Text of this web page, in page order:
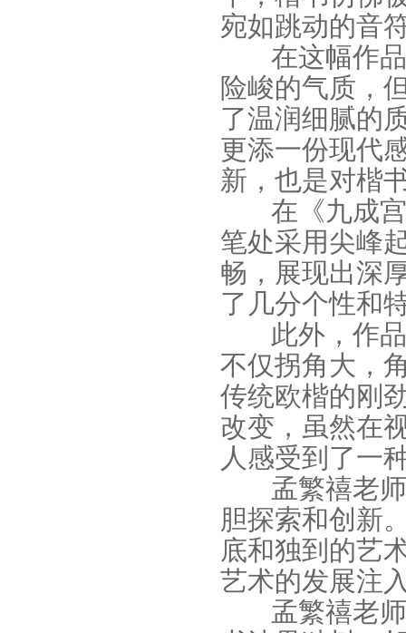
宛如跳动的音
在这幅作
险峻的气质，
了温润细腻的
更添一份现代
新，也是对楷
在《九成
笔处采用尖峰
畅，展现出深
了几分个性和
此外，作
不仅拐角大，
传统欧楷的刚
改变，虽然在
人感受到了一
孟繁禧老
胆探索和创新
底和独到的艺
艺术的发展注
孟繁禧老